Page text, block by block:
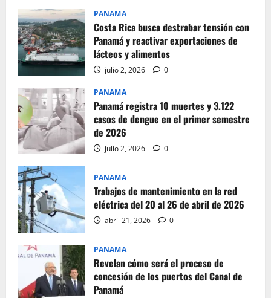
PANAMA
Costa Rica busca destrabar tensión con
Panamá y reactivar exportaciones de
lácteos y alimentos
julio 2, 2026 0
PANAMA
Panamá registra 10 muertes y 3.122
casos de dengue en el primer semestre
de 2026
julio 2, 2026 0
PANAMA
Trabajos de mantenimiento en la red
eléctrica del 20 al 26 de abril de 2026
abril 21, 2026 0
PANAMA
Revelan cómo será el proceso de
concesión de los puertos del Canal de
Panamá